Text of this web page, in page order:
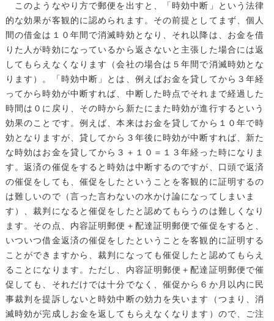
このようなやり方で郵便を出すと、「時効中断」という法律
的な効果が客観的に認められます。その前提としてまず、個人
間の借金は１０年間で消滅時効となり、それ以降は、お金を借
りた人が時効になっているから返さないと主張した場合には返
してもらえなくなります（会社の場合は５年間で消滅時効とな
ります）。「時効中断」とは、例えばお金を貸してから３年経
ってから時効が中断すれば、中断した時点でそれまで経過した
時間は０に戻り、その時から新たにまた時効が進行するという
効果のことです。例えば、本来はお金を貸してから１０年で時
効となりますが、貸してから３年後に時効が中断すれば、新た
な時効はお金を貸してから３＋１０＝１３年経った時になりま
す。返済の催促をすると時効は中断するのですが、口頭で返済
の催促をしても、催促をしたということを客観的に証明するの
は難しいので（言った言わないの水かけ論になってしまいま
す）、裁判になると催促をしたと認めてもらうのは難しくなり
ます。その点、内容証明郵便＋配達証明郵便で催促をすると、
いついつ借金返済の催促をしたということを客観的に証明する
ことができますから、裁判になっても催促したと認めてもらえ
ることになります。ただし、内容証明郵便＋配達証明郵便で催
促しても、それだけでは十分でなく、催促から６か月以内に民
事裁判を提訴しないと時効中断の効力を失います（つまり、消
滅時効が完成しお金を返してもらえなくなります）ので、ご注